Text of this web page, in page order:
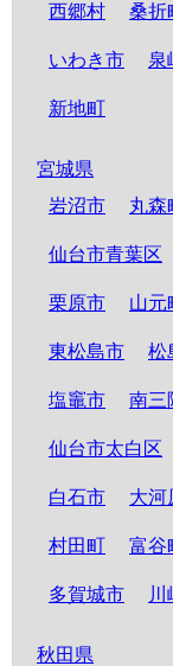
西郷村 桑折
いわき市 泉
新地町
宮城県
岩沼市
丸森
仙台市青葉区
栗原市 山元
東松島市 松
塩竈市 南三
仙台市太白区
白石市 大河
村田町 富谷
多賀城市 川
秋田県